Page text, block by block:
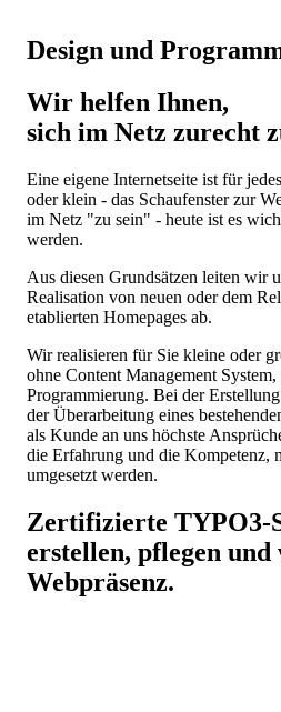
Design und
Wir helfen Ihnen,
sich im Netz zurecht
Eine eigene Internetseite ist für
oder klein - das Schaufenster zur
im Netz "zu sein" - heute ist es
werden.
Aus diesen Grundsätzen leiten wir
Realisation von neuen oder dem
etablierten Homepages ab.
Wir realisieren für Sie kleine oder
ohne Content Management
Programmierung. Bei der
der Überarbeitung eines
als Kunde an uns höchste
die Erfahrung und die Kompetenz,
umgesetzt werden.
Zertifizierte TYPO3-
erstellen, pflegen
Webpräsenz.